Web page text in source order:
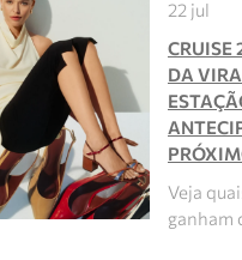
22 jul
CRUISE
DA
Veja
ganham